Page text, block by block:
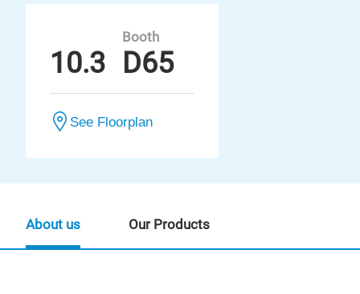
10.3
Booth
D65
See Floorplan
About us Our Products